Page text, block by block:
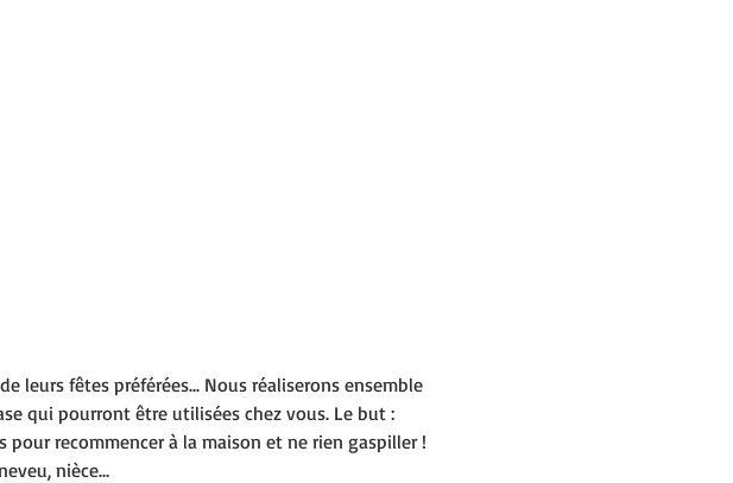
leurs fêtes préférées... Nous réaliserons ensemble
qui pourront être utilisées chez vous. Le but :
recommencer à la maison et ne rien gaspiller !
nièce…